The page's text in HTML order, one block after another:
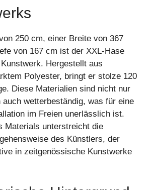
250 cm, einer Breite von 367
von 167 cm ist der XXL-Hase
Hergestellt aus
Polyester, bringt er stolze 120
Diese Materialien sind nicht nur
auch wetterbeständig, was für eine
im Freien unerlässlich ist.
Materials unterstreicht die
des Künstlers, der
in zeitgenössische Kunstwerke